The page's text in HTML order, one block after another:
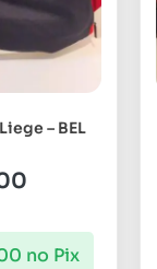
– BEL
no Pix